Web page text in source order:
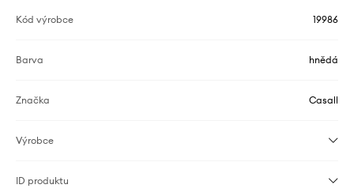
Kód výrobce 19986
Barva hnědá
Značka Casall
Výrobce
ID produktu